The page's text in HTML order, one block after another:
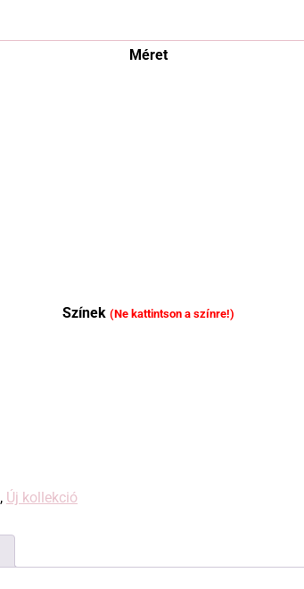
Méret
Színek (Ne kattintson a színre!)
, Új kollekció